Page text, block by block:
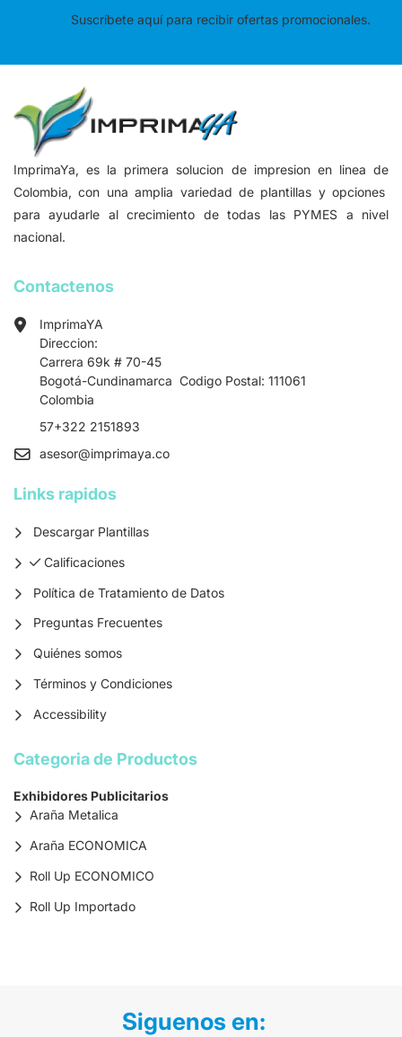
Suscríbete aquí para recibir ofertas promocionales.
ImprimaYa, es la primera solucion de impresion en linea de
Colombia, con una amplia variedad de plantillas y opciones
para ayudarle al crecimiento de todas las PYMES a nivel
nacional.
Contactenos
ImprimaYA
Direccion:
Carrera 69k # 70-45
Bogotá-Cundinamarca Codigo Postal: 111061
Colombia
57+322 2151893
asesor@imprimaya.co
Links rapidos
Descargar Plantillas
Calificaciones
Calificaciones
Política de Tratamiento de Datos
Preguntas Frecuentes
Quiénes somos
Términos y Condiciones
Accessibility
Categoria de Productos
Exhibidores Publicitarios
Araña Metalica
Araña ECONOMICA
Roll Up ECONOMICO
Roll Up Importado
Siguenos en: